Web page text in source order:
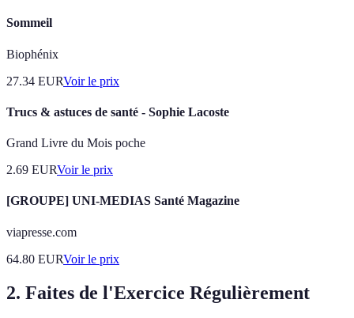
Sommeil
Biophénix
27.34 EURVoir le prix
Trucs & astuces de santé - Sophie Lacoste
Grand Livre du Mois poche
2.69 EURVoir le prix
[GROUPE] UNI-MEDIAS Santé Magazine
viapresse.com
64.80 EURVoir le prix
2. Faites de l'Exercice Régulièrement